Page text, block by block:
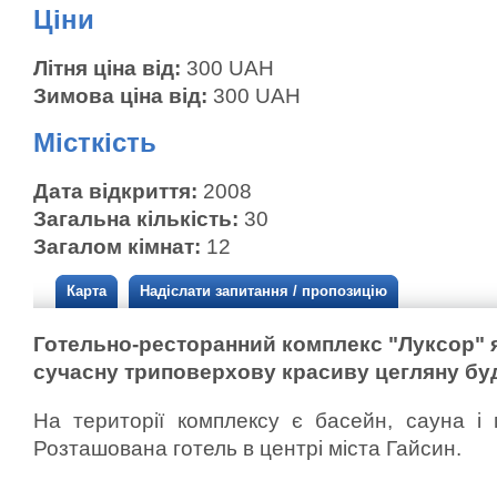
Ціни
Літня ціна від: 300 UAH
Зимова ціна від: 300 UAH
Місткість
Дата відкриття: 2008
Загальна кількість: 30
Загалом кімнат: 12
Карта Надіслати запитання / пропозицію
Готельно-ресторанний комплекс "Луксор"
сучасну триповерхову красиву цегляну
На території комплексу є басейн, сауна і
Розташована готель в центрі міста Гайсин.